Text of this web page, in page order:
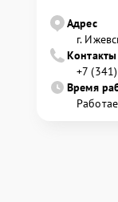
Адрес
г.
Контакты
+7
Время